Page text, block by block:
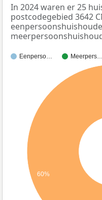
In 2024 waren er 25
postcodegebied 3642
Eenperso… Meerpers…
60%